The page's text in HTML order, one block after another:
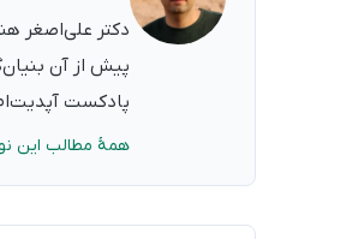
پیش از آن
پادکست
همهٔ مطالب این